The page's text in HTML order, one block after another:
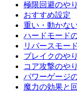
極限回避のや
おすすめ設定
重い・動かな
ハードモード
リバースモー
ブレイクのや
コア攻撃のや
パワーゲージ
魔力の効果と